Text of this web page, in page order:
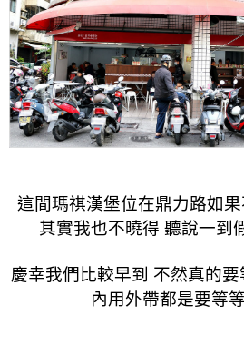
這間瑪祺漢堡位在鼎力路如
其實我也不曉得 聽說一到
慶幸我們比較早到 不然真的
內用外帶都是要等